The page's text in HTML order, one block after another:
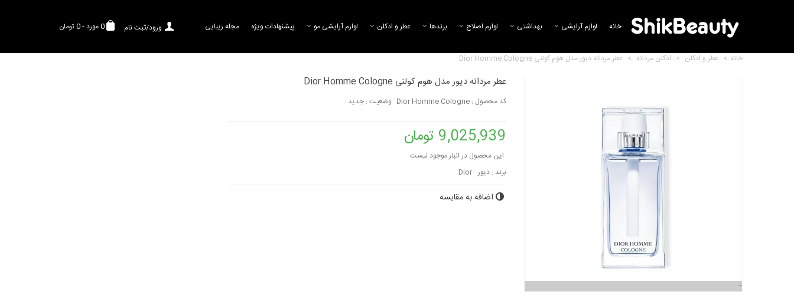
0مورد-0 تومان ورود/ثبت نام خانه لوازم آرایشی بهداشتی لوازم اصلاح برند‌ها عطر و ادکلن لوازم آرایشی مو پیشنهادات ویژه مجله زیبایی
خانه > عطر و ادکلن > ادکلن مردانه > عطر مردانه دیور مدل هوم کولنی Dior Homme Cologne
عطر مردانه دیور مدل هوم کولنی Dior Homme Cologne
کد محصول : Dior Homme Cologne وضعیت : جدید
9,025,939 تومان
این محصول در انبار موجود نیست
برند : دیور - Dior
اضافه به مقایسه